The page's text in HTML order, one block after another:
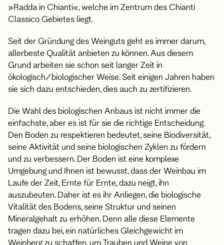
»Radda in Chianti«, welche im Zentrum des Chianti
Classico Gebietes liegt.
Seit der Gründung des Weinguts geht es immer darum,
allerbeste Qualität anbieten zu können. Aus diesem
Grund arbeiten sie schon seit langer Zeit in
ökologisch/biologischer Weise. Seit einigen Jahren haben
sie sich dazu entschieden, dies auch zu zertifizieren.
Die Wahl des biologischen Anbaus ist nicht immer die
einfachste, aber es ist für sie die richtige Entscheidung.
Den Boden zu respektieren bedeutet, seine Biodiversität,
seine Aktivität und seine biologischen Zyklen zu fördern
und zu verbessern. Der Boden ist eine komplexe
Umgebung und Ihnen ist bewusst, dass der Weinbau im
Laufe der Zeit, Ernte für Ernte, dazu neigt, ihn
auszubeuten. Daher ist es ihr Anliegen, die biologische
Vitalität des Bodens, seine Struktur und seinen
Mineralgehalt zu erhöhen. Denn alle diese Elemente
tragen dazu bei, ein natürliches Gleichgewicht im
Weinberg zu schaffen, um Trauben und Weine von